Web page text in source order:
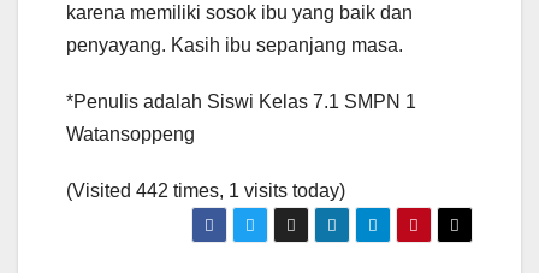
karena memiliki sosok ibu yang baik dan
penyayang. Kasih ibu sepanjang masa.
*Penulis adalah Siswi Kelas 7.1 SMPN 1
Watansoppeng
(Visited 442 times, 1 visits today)